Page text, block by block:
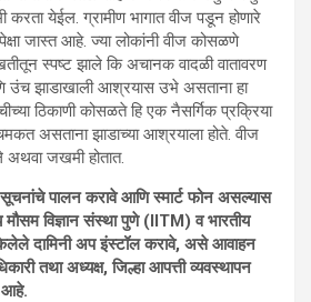
करता येईल. ग्रामीण भागात वीज पडून होणारे
जास्त आहे. ज्या लोकांनी वीज कोसळणे
स्पष्ट झाले कि अचानक वादळी वातावरण
उंच झाडाखाली आश्रयास उभे असताना हा
ठिकाणी कोसळते हि एक नैसर्गिक प्रक्रिया
असताना झाडाच्या आश्रयाला होते. वीज
जखमी होतात.
सूचनांचे पालन करावे आणि स्मार्ट फोन असल्यास
मौसम विज्ञान संस्था पुणे (IITM) व भारतीय
केलेले दामिनी अप इंस्टॉल करावे, असे आवाहन
तथा अध्यक्ष, जिल्हा आपत्ती व्यवस्थापन
आहे.